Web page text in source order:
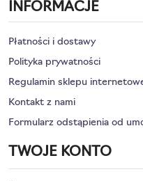
INFORMACJE
Płatności i dostawy
Polityka prywatności
Regulamin sklepu
Kontakt z nami
Formularz odstąpienia od
TWOJE KONTO